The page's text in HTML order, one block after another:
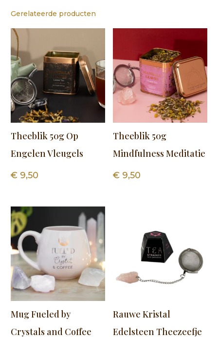
Gerelateerde producten
Theeblik 50g Op
Engelen Vleugels
€ 9,50
Theeblik 50g
Mindfulness Meditatie
€ 9,50
Mug Fueled by
Crystals and Coffee
Rauwe Kristal
Edelsteen Theezeefje